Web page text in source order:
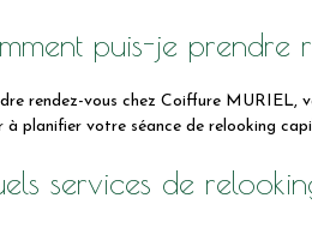
puis-je prendre
rendez-vous chez Coiffure MURIEL,
à planifier votre séance de relooking
services de